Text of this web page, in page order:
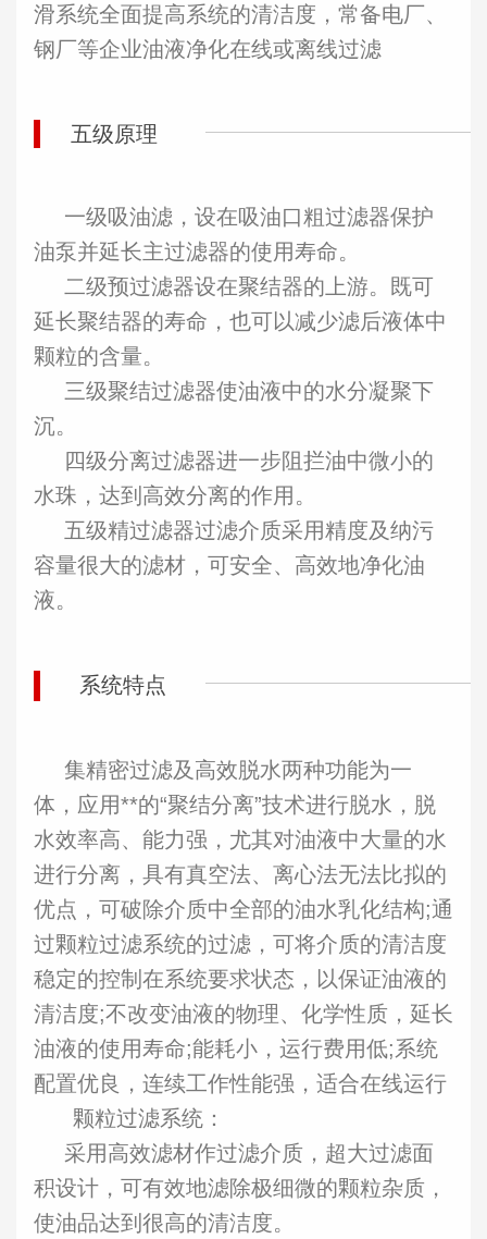
滑系统全面提高系统的清洁度，常备电厂、
钢厂等企业油液净化在线或离线过滤
五级原理
一级吸油滤，设在吸油口粗过滤器保护
油泵并延长主过滤器的使用寿命。
二级预过滤器设在聚结器的上游。既可
延长聚结器的寿命，也可以减少滤后液体中
颗粒的含量。
三级聚结过滤器使油液中的水分凝聚下
沉。
四级分离过滤器进一步阻拦油中微小的
水珠，达到高效分离的作用。
五级精过滤器过滤介质采用精度及纳污
容量很大的滤材，可安全、高效地净化油
液。
系统特点
集精密过滤及高效脱水两种功能为一
体，应用**的“聚结分离”技术进行脱水，脱
水效率高、能力强，尤其对油液中大量的水
进行分离，具有真空法、离心法无法比拟的
优点，可破除介质中全部的油水乳化结构;通
过颗粒过滤系统的过滤，可将介质的清洁度
稳定的控制在系统要求状态，以保证油液的
清洁度;不改变油液的物理、化学性质，延长
油液的使用寿命;能耗小，运行费用低;系统
配置优良，连续工作性能强，适合在线运行
颗粒过滤系统：
采用高效滤材作过滤介质，超大过滤面
积设计，可有效地滤除极细微的颗粒杂质，
使油品达到很高的清洁度。